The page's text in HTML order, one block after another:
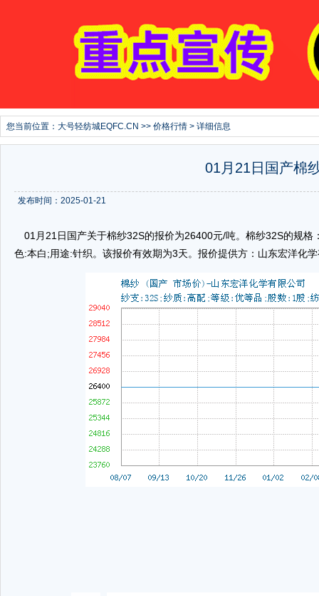
您当前位置： 大号轻纺城EQFC.CN >> 价格行情 > 详细信息
01月21日国产棉
发布时间：2025-01-21
01月21日国产关于棉纱32S的报价为26400元/吨。棉纱32S的规
色:本白;用途:针织。该报价有效期为3天。报价提供方：山东宏洋化